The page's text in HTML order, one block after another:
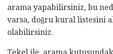
arama yapabilirsiniz, bu
varsa, doğru kural listesini
olabilirsiniz.
Tekel ile, arama